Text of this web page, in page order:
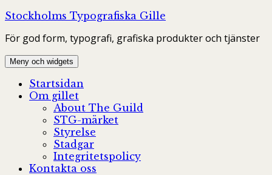
Hoppa
innehåll
Stockholms Typografiska Gille
För god form, typografi, grafiska produkter och tjänster
Meny och widgets
Startsidan
Om gillet
About The Guild
STG-märket
Styrelse
Stadgar
Integritetspolicy
Kontakta oss